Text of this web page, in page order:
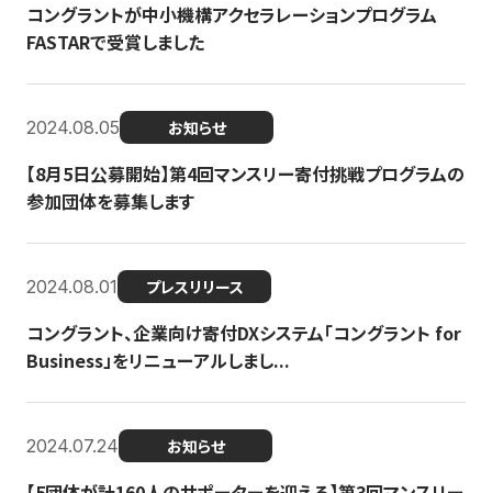
コングラントが中小機構アクセラレーションプログラム
FASTARで受賞しました
2024.08.05 お知らせ
【8月5日公募開始】第4回マンスリー寄付挑戦プログラムの
参加団体を募集します
2024.08.01 プレスリリース
コングラント、企業向け寄付DXシステム「コングラント for
Business」をリニューアルしまし...
2024.07.24 お知らせ